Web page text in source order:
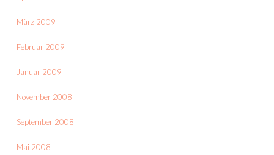
März 2009
Februar 2009
Januar 2009
November 2008
September 2008
Mai 2008